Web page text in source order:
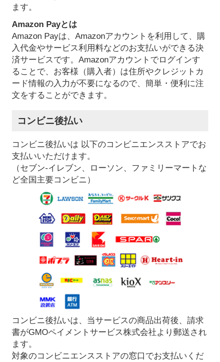
ます。
Amazon Payとは
Amazon Payは、Amazonアカウントを利用して、購
入代金やサービス利用料などのお支払いができる決
済サービスです。Amazonアカウントでログインす
ることで、お客様（購入者）は住所やクレジットカ
ード情報の入力が不要になるので、簡単・便利に注
文をすることができます。
コンビニ後払い
コンビニ後払いは 以下のコンビニエンスストアでお
支払いいただけます。
（セブン-イレブン、ローソン、ファミリーマートな
ど全国主要コンビニ）
コンビニ後払いは、当サービスの商品出荷後、請求
書がGMOペイメントサービス株式会社より郵送され
ます。
対象のコンビニエンスストアの窓口でお支払いくだ